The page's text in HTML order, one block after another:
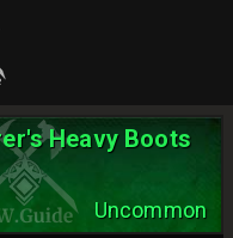
Heavy Boots
Uncommon